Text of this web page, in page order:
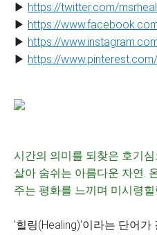
▶ https://twitter.com/
▶ https://
▶ https://
▶ https://
시간의 의미를 되찾은 호기
살아 숨쉬는 아름다운 자연.
주는 평화를 느끼며 미시령
'힐링(Healing)'이라는 단어